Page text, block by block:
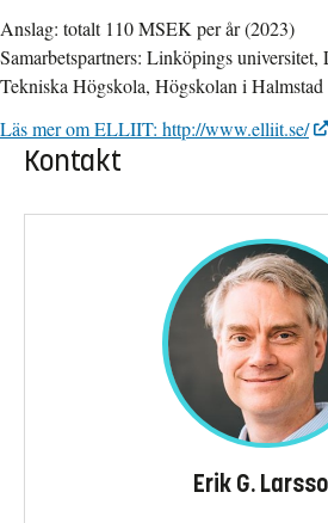
Anslag: totalt 110 MSEK per år (2023)
Samarbetspartners: Linköpings
Tekniska Högskola, Högskolan i Halmstad
Läs mer om ELLIIT: http://www.elliit.se/
Kontakt
Erik G.